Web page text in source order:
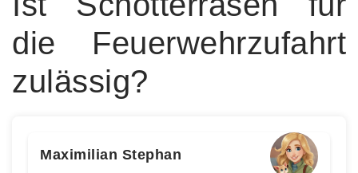
die Feuerwehrzufahrt
zulässig?
Maximilian Stephan